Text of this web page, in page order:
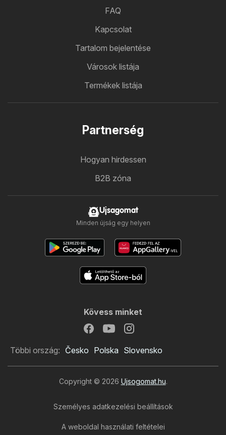
FAQ
Kapcsolat
Tartalom bejelentése
Városok listája
Termékek listája
Partnerség
Hogyan hirdessen
B2B zóna
Ujsagomat
Minden újság egy helyen
Kövess minket
Többi ország: Česko Polska Slovensko
Copyright © 2026 Ujsogomat.hu.
Személyes adatkezelési beállítások
A weboldal használati feltételei